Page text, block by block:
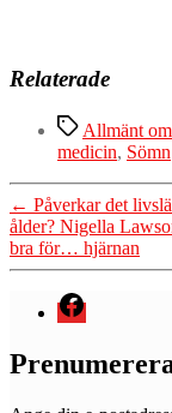
Relaterade
Etiketter
Allmänt
medicin, Sömn
← Påverkar det
ålder? Nigella
bra för… hjärnan
Menyval